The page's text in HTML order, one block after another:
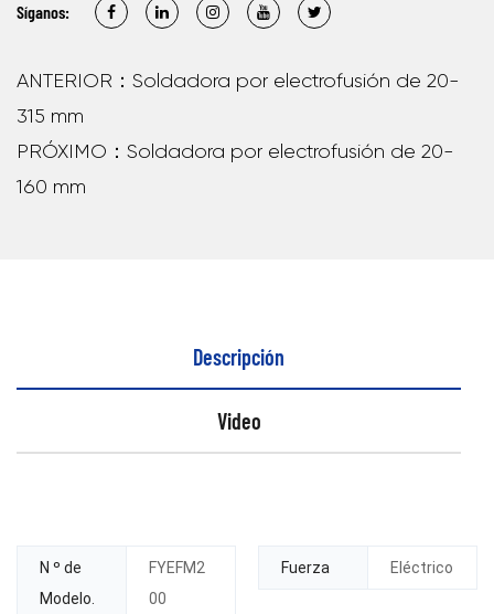
Síganos:
ANTERIOR：Soldadora por electrofusión de 20-
315 mm
PRÓXIMO：Soldadora por electrofusión de 20-
160 mm
Descripción
Video
N º de
Modelo.
FYEFM2
00
Fuerza Eléctrico